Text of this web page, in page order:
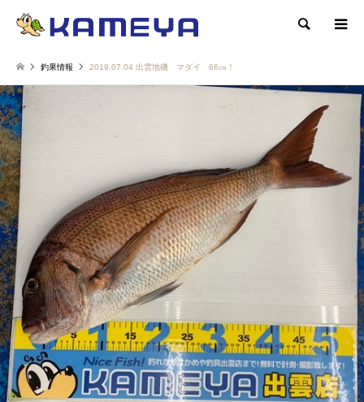
検索
釣果情報 2019.07.04 出雲地磯 マダイ 66㎝！